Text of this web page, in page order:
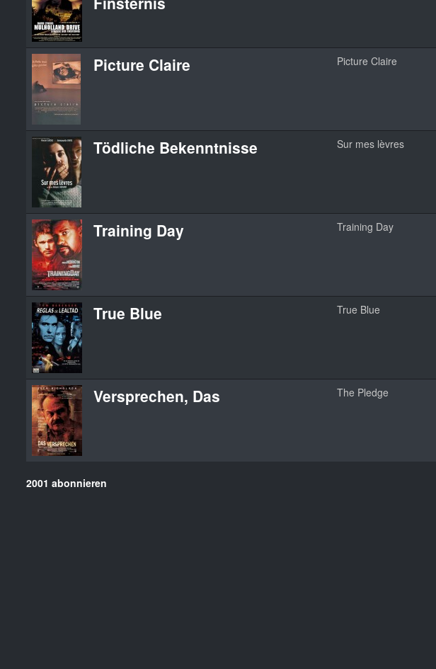
Picture Claire Picture Claire
Tödliche Bekenntnisse Sur mes lèvres
Training Day Training Day
True Blue True Blue
Versprechen, Das The Pledge
2001 abonnieren